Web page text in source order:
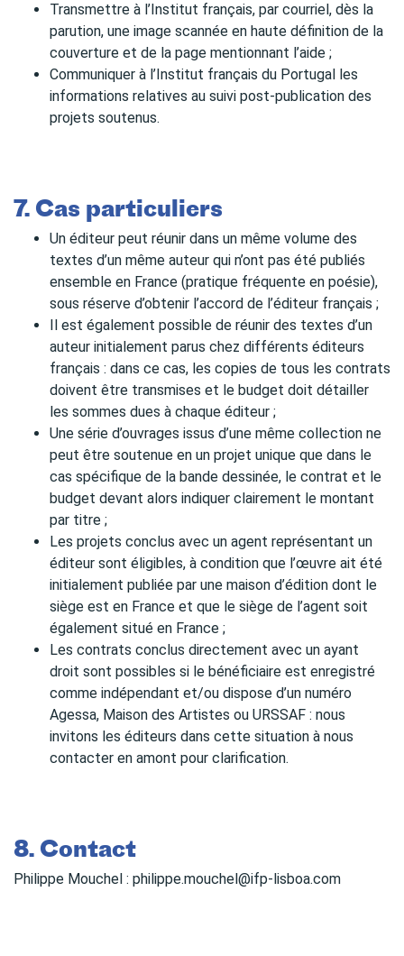
Transmettre à l’Institut français, par courriel, dès la
parution, une image scannée en haute définition de la
couverture et de la page mentionnant l’aide ;
Communiquer à l’Institut français du Portugal les
informations relatives au suivi post-publication des
projets soutenus.
7. Cas particuliers
Un éditeur peut réunir dans un même volume des
textes d’un même auteur qui n’ont pas été publiés
ensemble en France (pratique fréquente en poésie),
sous réserve d’obtenir l’accord de l’éditeur français ;
Il est également possible de réunir des textes d’un
auteur initialement parus chez différents éditeurs
français : dans ce cas, les copies de tous les contrats
doivent être transmises et le budget doit détailler
les sommes dues à chaque éditeur ;
Une série d’ouvrages issus d’une même collection ne
peut être soutenue en un projet unique que dans le
cas spécifique de la bande dessinée, le contrat et le
budget devant alors indiquer clairement le montant
par titre ;
Les projets conclus avec un agent représentant un
éditeur sont éligibles, à condition que l’œuvre ait été
initialement publiée par une maison d’édition dont le
siège est en France et que le siège de l’agent soit
également situé en France ;
Les contrats conclus directement avec un ayant
droit sont possibles si le bénéficiaire est enregistré
comme indépendant et/ou dispose d’un numéro
Agessa, Maison des Artistes ou URSSAF : nous
invitons les éditeurs dans cette situation à nous
contacter en amont pour clarification.
8. Contact
Philippe Mouchel : philippe.mouchel@ifp-lisboa.com